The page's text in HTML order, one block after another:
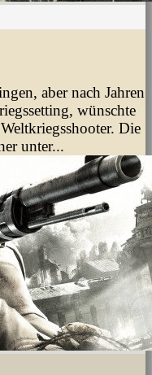
aber nach Jahren
wünschte
Die
unter...